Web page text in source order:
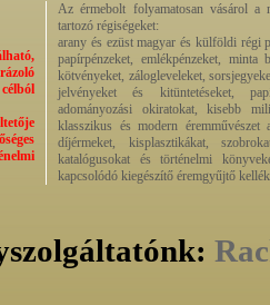
Az érmebolt folyamatosan vásárol a
tartozó régiségeket:
arany és ezüst magyar és külföldi régi
papírpénzeket, emlékpénzeket, minta
kötvényeket, zálogleveleket,
jelvényeket és kitüntetéseket,
adományozási okiratokat, kisebb
klasszikus és modern éremművészet
díjérmeket, kisplasztikákat,
katalógusokat és történelmi
kapcsolódó kiegészítő éremgyűjtő